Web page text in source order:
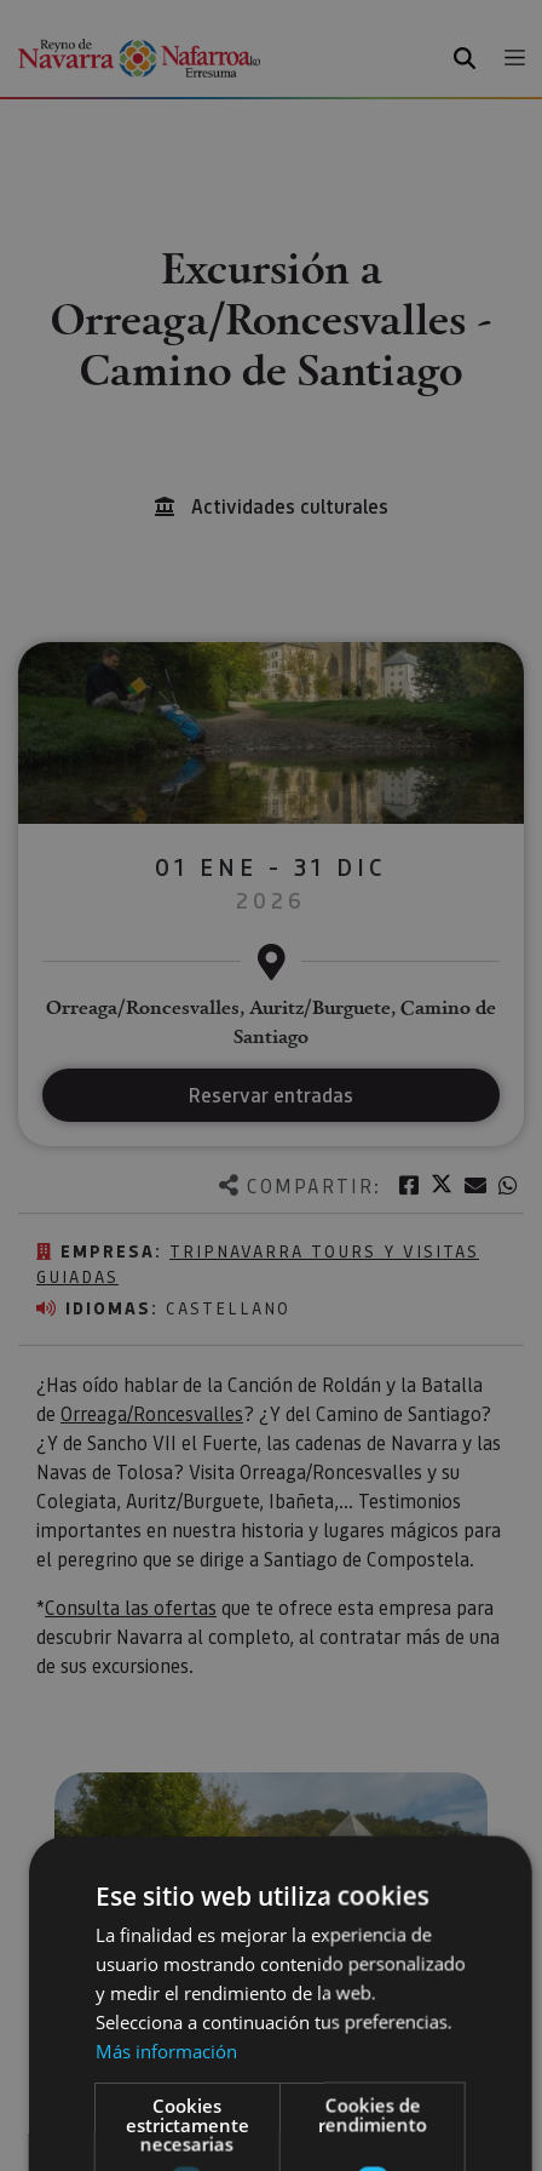
BUSCAR
Excursión a
Orreaga/Roncesvalles -
Camino de Santiago
Actividades culturales
COMPARTIR: Facebook
Twitter
EMPRESA: TRIPNAVARRA TOURS Y VISITAS
GUIADAS
IDIOMAS: CASTELLANO
¿Has oído hablar de la Canción de Roldán y la Batalla
de Orreaga/Roncesvalles? ¿Y del Camino de Santiago?
¿Y de Sancho VII el Fuerte, las cadenas de Navarra y las
Navas de Tolosa? Visita Orreaga/Roncesvalles y su
Colegiata, Auritz/Burguete, Ibañeta,... Testimonios
importantes en nuestra historia y lugares mágicos para
el peregrino que se dirige a Santiago de Compostela.
*Consulta las ofertas que te ofrece esta empresa para
descubrir Navarra al completo, al contratar más de una
de sus excursiones.
01 ENE - 31 DIC
2026
Orreaga/Roncesvalles, Auritz/Burguete, Camino de
Santiago
Reservar entradas
Ese sitio web utiliza cookies
La finalidad es mejorar la experiencia de
usuario mostrando contenido personalizado
y medir el rendimiento de la web.
Selecciona a continuación tus preferencias.
Más información
Cookies
estrictamente
necesarias
Cookies de
rendimiento